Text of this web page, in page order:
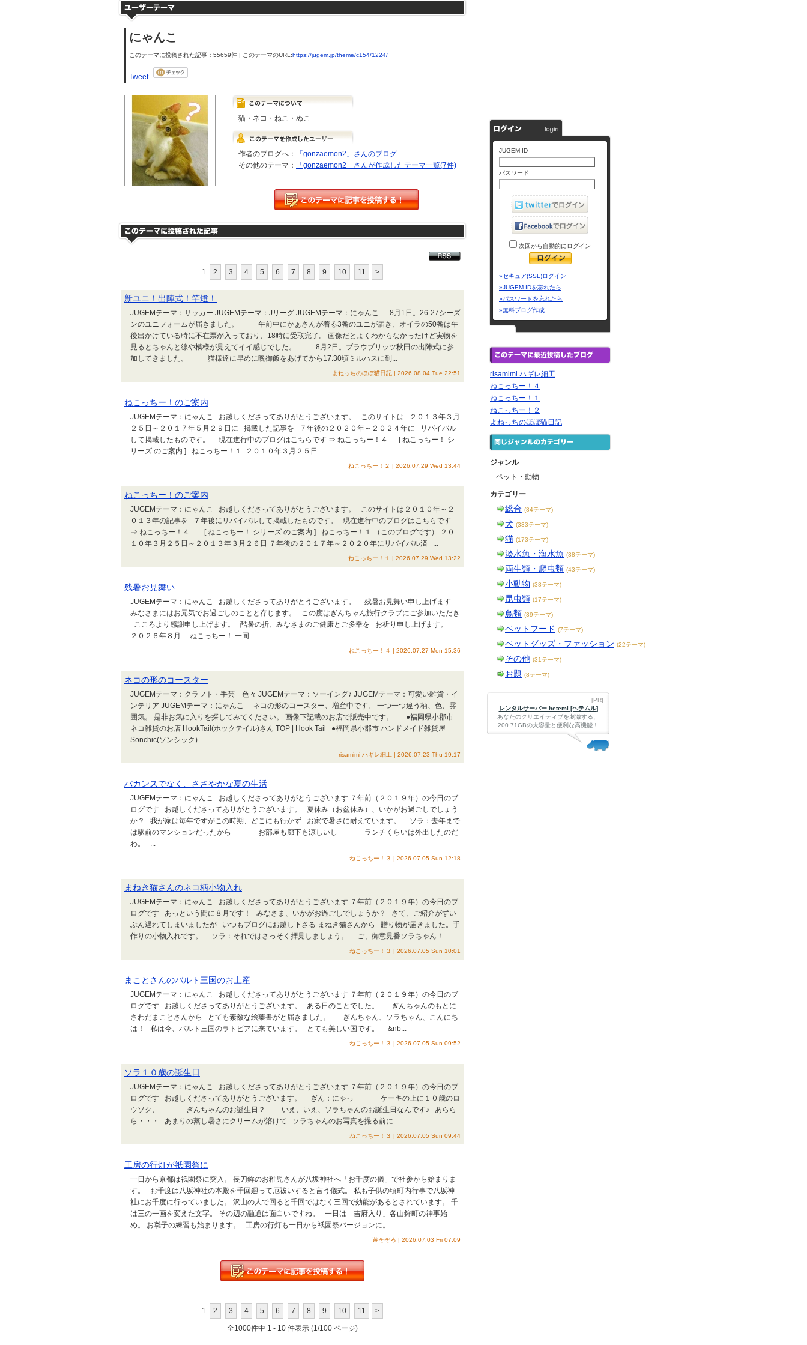
にゃんこ
このテーマに投稿された記事：55659件 | このテーマのURL:https://jugem.jp/theme/c154/1224/
Tweet
猫・ネコ・ねこ・ぬこ
作者のブログへ：
「gonzaemon2」さんのブログ
その他のテーマ：
「gonzaemon2」さんが作成したテーマ一覧(7件)
1 2 3 4 5 6 7 8 9 10 11 >
新ユニ！出陣式！竿燈！
JUGEMテーマ：サッカー JUGEMテーマ：Jリーグ JUGEMテーマ：にゃんこ 8月1日。26-27シーズ
ンのユニフォームが届きました。 午前中にかぁさんが着る3番のユニが届き、オイラの50番は午
後出かけている時に不在票が入っており、18時に受取完了。 画像だとよくわからなかったけど実物を
見るとちゃんと線や模様が見えてイイ感じでした。 8月2日。ブラウブリッツ秋田の出陣式に参
加してきました。 猫様達に早めに晩御飯をあげてから17:30頃ミルハスに到...
よねっちのほぼ猫日記 | 2026.08.04 Tue 22:51
ねこっちー！のご案内
JUGEMテーマ：にゃんこ お越しくださってありがとうございます。 このサイトは ２０１３年３月
２５日～２０１７年５月２９日に 掲載した記事を ７年後の２０２０年～２０２４年に リバイバル
して掲載したものです。 現在進行中のブログはこちらです ⇒ ねこっちー！４ [ ねこっちー！ シ
リーズ のご案内 ] ねこっちー！１ ２０１０年３月２５日...
ねこっちー！２ | 2026.07.29 Wed 13:44
ねこっちー！のご案内
JUGEMテーマ：にゃんこ お越しくださってありがとうございます。 このサイトは２０１０年～２
０１３年の記事を ７年後にリバイバルして掲載したものです。 現在進行中のブログはこちらです
⇒ ねこっちー！４ [ ねこっちー！ シリーズ のご案内 ] ねこっちー！１ （このブログです） ２０
１０年３月２５日～２０１３年３月２６日 ７年後の２０１７年～２０２０年にリバイバル済 ...
ねこっちー！１ | 2026.07.29 Wed 13:22
残暑お見舞い
JUGEMテーマ：にゃんこ お越しくださってありがとうございます。 残暑お見舞い申し上げます
みなさまにはお元気でお過ごしのことと存じます。 この度はぎんちゃん旅行クラブにご参加いただき
こころより感謝申し上げます。 酷暑の折、みなさまのご健康とご多幸を お祈り申し上げます。
２０２６年８月 ねこっちー！ 一同 ...
ねこっちー！４ | 2026.07.27 Mon 15:36
ネコの形のコースター
JUGEMテーマ：クラフト・手芸 色々 JUGEMテーマ：ソーイング♪ JUGEMテーマ：可愛い雑貨・イ
ンテリア JUGEMテーマ：にゃんこ ネコの形のコースター、増産中です。 一つ一つ違う柄、色、雰
囲気。 是非お気に入りを探してみてください。 画像下記載のお店で販売中です。 ●福岡県小郡市
ネコ雑貨のお店 HookTail(ホックテイル)さん TOP | Hook Tail ●福岡県小郡市 ハンドメイド雑貨屋
Sonchic(ソンシック)...
risamimi ハギレ細工 | 2026.07.23 Thu 19:17
バカンスでなく、ささやかな夏の生活
JUGEMテーマ：にゃんこ お越しくださってありがとうございます ７年前（２０１９年）の今日のブ
ログです お越しくださってありがとうございます。 夏休み（お盆休み）、いかがお過ごしでしょう
か？ 我が家は毎年ですがこの時期、どこにも行かず お家で暑さに耐えています。 ソラ：去年まで
は駅前のマンションだったから お部屋も廊下も涼しいし ランチくらいは外出したのだ
わ。 ...
ねこっちー！３ | 2026.07.05 Sun 12:18
まねき猫さんのネコ柄小物入れ
JUGEMテーマ：にゃんこ お越しくださってありがとうございます ７年前（２０１９年）の今日のブ
ログです あっという間に８月です！ みなさま、いかがお過ごしでしょうか？ さて、ご紹介がずい
ぶん遅れてしまいましたが いつもブログにお越し下さる まねき猫さんから 贈り物が届きました。手
作りの小物入れです。 ソラ：それではさっそく拝見しましょう。 ご、御意見番ソラちゃん！ ...
ねこっちー！３ | 2026.07.05 Sun 10:01
まことさんのバルト三国のお土産
JUGEMテーマ：にゃんこ お越しくださってありがとうございます ７年前（２０１９年）の今日のブ
ログです お越しくださってありがとうございます。 ある日のことでした。 ぎんちゃんのもとに
さわだまことさんから とても素敵な絵葉書がと届きました。 ぎんちゃん、ソラちゃん、こんにち
は！ 私は今、バルト三国のラトビアに来ています。 とても美しい国です。 &nb...
ねこっちー！３ | 2026.07.05 Sun 09:52
ソラ１０歳の誕生日
JUGEMテーマ：にゃんこ お越しくださってありがとうございます ７年前（２０１９年）の今日のブ
ログです お越しくださってありがとうございます。 ぎん：にゃっ ケーキの上に１０歳のロ
ウソク、 ぎんちゃんのお誕生日？ いえ、いえ、ソラちゃんのお誕生日なんです♪ あらら
ら・・・ あまりの蒸し暑さにクリームが溶けて ソラちゃんのお写真を撮る前に ...
ねこっちー！３ | 2026.07.05 Sun 09:44
工房の行灯が祇園祭に
一日から京都は祇園祭に突入。 長刀鉾のお稚児さんが八坂神社へ「お千度の儀」で社参から始まりま
す。 お千度は八坂神社の本殿を千回廻って厄祓いすると言う儀式。 私も子供の頃町内行事で八坂神
社にお千度に行っていました。 沢山の人で回ると千回ではなく三回で効能があるとされています。 千
は三の一画を変えた文字。 その辺の融通は面白いですね。 一日は「吉府入り」各山鉾町の神事始
め。 お囃子の練習も始まります。 工房の行灯も一日から祇園祭バージョンに。 ...
遊そぞろ | 2026.07.03 Fri 07:09
1 2 3 4 5 6 7 8 9 10 11 >
全1000件中 1 - 10 件表示 (1/100 ページ)
JUGEM ID
パスワード
次回から自動的にログイン
»セキュア(SSL)ログイン
»JUGEM IDを忘れたら
»パスワードを忘れたら
»無料ブログ作成
risamimi ハギレ細工
ねこっちー！４
ねこっちー！１
ねこっちー！２
よねっちのほぼ猫日記
ジャンル
ペット・動物
カテゴリー
総合 (84テーマ)
犬 (333テーマ)
猫 (173テーマ)
淡水魚・海水魚 (38テーマ)
両生類・爬虫類 (43テーマ)
小動物 (38テーマ)
昆虫類 (17テーマ)
鳥類 (39テーマ)
ペットフード (7テーマ)
ペットグッズ・ファッション (22テーマ)
その他 (31テーマ)
お題 (8テーマ)
[PR]
レンタルサーバー heteml [ヘテムル]
あなたのクリエイティブを刺激する、
200.71GBの大容量と便利な高機能！